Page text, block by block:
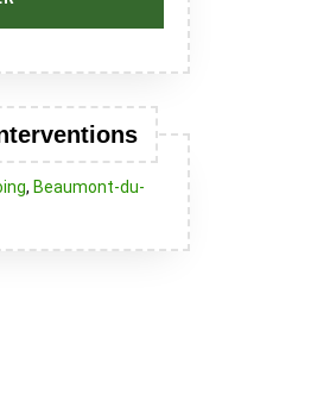
, Beaumont-du-